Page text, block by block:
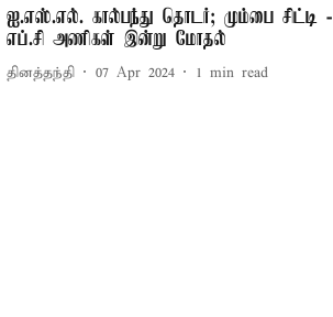
ஐ.எஸ்.எல். கால்பந்து தொடர்; மும்பை சிட்டி -
எப்.சி அணிகள் இன்று மோதல்
தினத்தந்தி 07 Apr 2024 1 min read